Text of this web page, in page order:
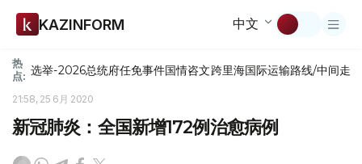
KAZINFORM 中文
热
点: 选举-2026总统府任免事件国情咨文跨里海国际运输路线/中间走廊
21:58, 25 6月 2020
新冠肺炎：全国新增172例治愈病例